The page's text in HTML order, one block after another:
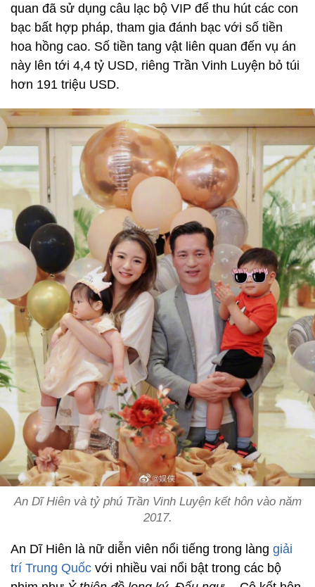
quan đã sử dụng câu lạc bộ VIP để thu hút các con
bạc bất hợp pháp, tham gia đánh bạc với số tiền
hoa hồng cao. Số tiền tang vật liên quan đến vụ án
này lên tới 4,4 tỷ USD, riêng Trần Vinh Luyện bỏ túi
hơn 191 triệu USD.
An Dĩ Hiên và tỷ phú Trần Vinh Luyện kết hôn vào năm
2017.
An Dĩ Hiên là nữ diễn viên nổi tiếng trong làng giải
trí Trung Quốc với nhiều vai nổi bật trong các bộ